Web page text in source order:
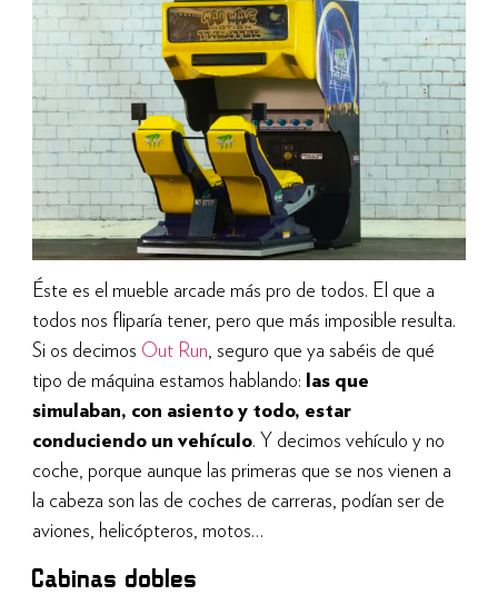
Éste es el mueble arcade más pro de todos. El que a
todos nos fliparía tener, pero que más imposible resulta.
Si os decimos Out Run, seguro que ya sabéis de qué
tipo de máquina estamos hablando:
las que
simulaban, con asiento y todo, estar
conduciendo un vehículo. Y decimos vehículo y no
coche, porque aunque las primeras que se nos vienen a
la cabeza son las de coches de carreras, podían ser de
aviones, helicópteros, motos…
Cabinas dobles